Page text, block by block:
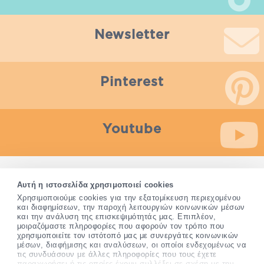
Αυτή η ιστοσελίδα χρησιμοποιεί cookies
Χρησιμοποιούμε cookies για την εξατομίκευση περιεχομένου
και διαφημίσεων, την παροχή λειτουργιών κοινωνικών μέσων
και την ανάλυση της επισκεψιμότητάς μας. Επιπλέον,
μοιραζόμαστε πληροφορίες που αφορούν τον τρόπο που
χρησιμοποιείτε τον ιστότοπό μας με συνεργάτες κοινωνικών
μέσων, διαφήμισης και αναλύσεων, οι οποίοι ενδεχομένως να
τις συνδυάσουν με άλλες πληροφορίες που τους έχετε
Πως βοηθάνε οι Πρωτεΐνες Η πρωτεΐνη είναι
Newsletter
Pinterest
Youtube
Οποιαδήποτε πληροφορία που παρέχεται από το Pharm24.gr
δεν προορίζεται για διάγνωση, θεραπεία ή αποτροπή
ασθένειας. Τα συμπληρώματα διατροφής δεν αντικαθιστούν
μια ισορροπημένη διατροφή και δεν προορίζονται για την
πρόληψη, αγωγή ή θεραπεία ανθρώπινης νόσου.
Συμβουλευτείτε τον γιατρό σας εάν είστε έγκυος, θηλάζετε,
ακολουθείτε παράλληλα φαρμακευτική αγωγή ή
αντιμετωπίζετε προβλήματα υγείας πριν χρησιμοποιήσετε